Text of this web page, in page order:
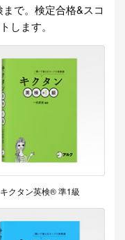
で。検定合格&スコ
します。
キクタン英検® 準1級